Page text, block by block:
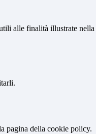
alle finalità illustrate nella
pagina della cookie policy.